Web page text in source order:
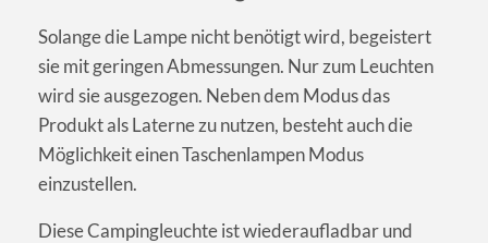
Solange die Lampe nicht benötigt wird, begeistert
sie mit geringen Abmessungen. Nur zum Leuchten
wird sie ausgezogen. Neben dem Modus das
Produkt als Laterne zu nutzen, besteht auch die
Möglichkeit einen Taschenlampen Modus
einzustellen.
Diese Campingleuchte ist wiederaufladbar und